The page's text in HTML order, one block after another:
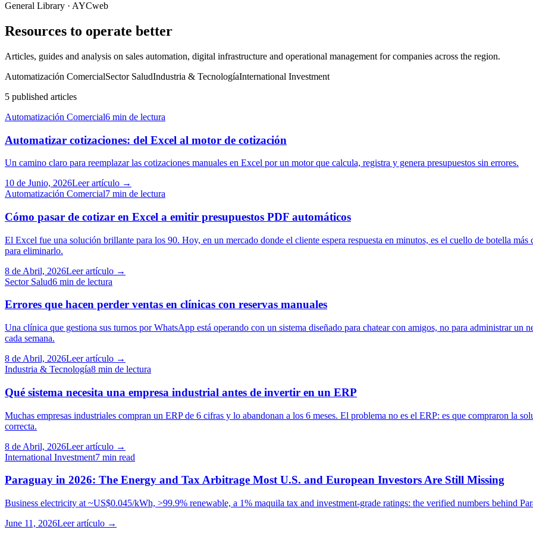
General Library · AYCweb
Resources to operate better
Articles, guides and analysis on sales automation, digital infrastructure and operational management for companies across the region.
Automatización ComercialSector SaludIndustria & TecnologíaInternational Investment
5 published articles
Automatización Comercial6 min de lectura
Automatizar cotizaciones: del Excel al motor de cotización
Un camino claro para reemplazar las cotizaciones manuales en Excel por un motor que calcula, registra y genera presupuestos sin errores.
10 de Junio, 2026Leer artículo →
Automatización Comercial7 min de lectura
Cómo pasar de cotizar en Excel a emitir presupuestos PDF automáticos
El Excel fue una solución brillante para los 90. Hoy, en un mercado donde el cliente espera respuesta en minutos, es el cuello de botella más
para eliminarlo.
8 de Abril, 2026Leer artículo →
Sector Salud6 min de lectura
Errores que hacen perder ventas en clínicas con reservas manuales
Una clínica que gestiona sus turnos por WhatsApp está operando con un sistema diseñado para chatear con amigos, no para administrar un
cada semana.
8 de Abril, 2026Leer artículo →
Industria & Tecnología8 min de lectura
Qué sistema necesita una empresa industrial antes de invertir en un ERP
Muchas empresas industriales compran un ERP de 6 cifras y lo abandonan a los 6 meses. El problema no es el ERP: es que compraron la
correcta.
8 de Abril, 2026Leer artículo →
International Investment7 min read
Paraguay in 2026: The Energy and Tax Arbitrage Most U.S. and European Investors Are Still Missing
Business electricity at ~US$0.045/kWh, >99.9% renewable, a 1% maquila tax and investment-grade ratings: the verified numbers behind
June 11, 2026Leer artículo →